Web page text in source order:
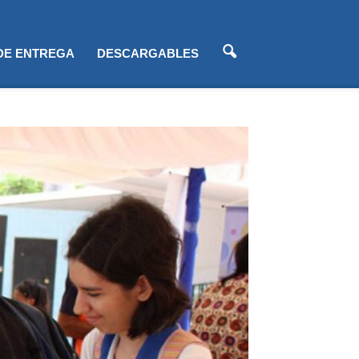
ENTREGA DESCARGABLES